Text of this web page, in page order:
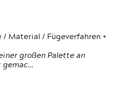
/ Material / Fügeverfahren +
großen Palette an
gemac…